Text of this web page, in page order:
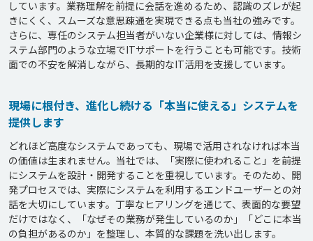
しています。業務理解を前提に会話を進めるため、認識のズレが起
きにくく、スムーズな意思疎通を実現できる点も当社の強みです。
さらに、専任のシステム担当者がいない企業様に対しては、情報シ
ステム部門のような立場でITサポートを行うことも可能です。技術
現場に根付き、進化し続ける「本当に使える」システムを
提供します
どれほど高度なシステムであっても、現場で活用されなければ本当
の価値は生まれません。当社では、「実際に使われること」を前提
にシステムを設計・開発することを重視しています。そのため、開
発プロセスでは、実際にシステムを利用するエンドユーザーとの対
話を大切にしています。丁寧なヒアリングを通じて、表面的な要望
だけではなく、「なぜその業務が発生しているのか」「どこに本当
の負担があるのか」を整理し、本質的な課題を洗い出します。